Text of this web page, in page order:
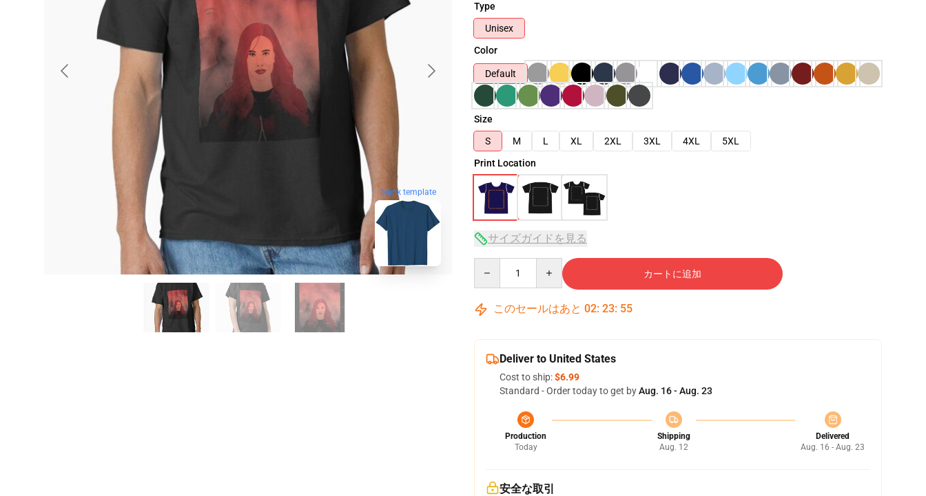
blank template
Type
Unisex
Color
Default
Size
S
M L XL 2XL 3XL 4XL
5XL
Print Location
サイズガイドを見る
カートに追加
このセールはあと 02: 23: 54
Deliver to United States
Cost to ship:$6.99
Standard - Order today to get byAug. 16 - Aug. 23
Production
Today
Shipping
Aug. 12
Delivered
Aug. 16 - Aug. 23
安全な取引